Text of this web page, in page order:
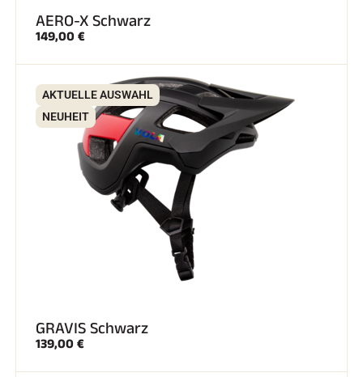
SKILANGLAUF
AERO-X Schwarz
149,00 €
AKTUELLE AUSWAHL
NEUHEIT
GRAVIS Schwarz
139,00 €